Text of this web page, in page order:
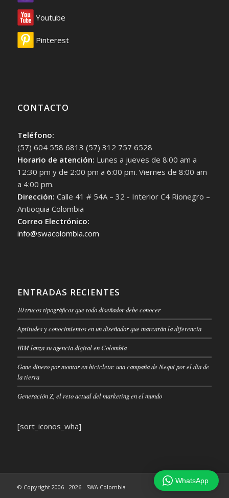
Youtube
Pinterest
CONTACTO
Teléfono:
(57) 604 558 6813 (57) 312 757 6528
Horario de atención: Lunes a jueves de 8:00 am a
12:30 pm y de 2:00 pm a 6:00 pm. Viernes de 8:00 am
a 4:00 pm.
Dirección: Calle 41 # 54A – 32 - Interior C4 Rionegro –
Antioquia Colombia
Correo Electrónico:
info@swacolombia.com
ENTRADAS RECIENTES
10 trucos tipográficos que todo diseñador debe conocer
Aptitudes y conocimientos en un diseñador que marcarán la diferencia
IBM lanza su agencia digital en Colombia
Gane dinero por montar en bicicleta: una campaña de Nequi por el día de
la tierra
Generación Z, el reto actual del marketing en el mundo
[sort_iconos_wha]
© Copyright 2006 - 2026 - SWA Colombia
WhatsApp